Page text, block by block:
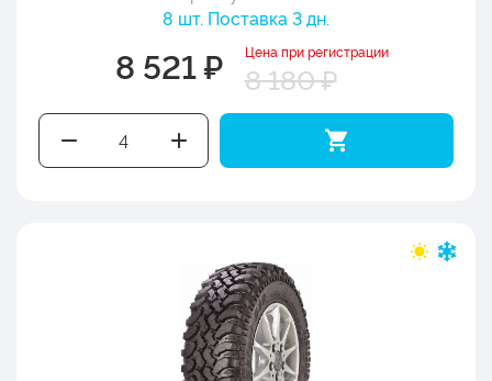
8 шт. Поставка 3 дн.
8 521 ₽ Цена при регистрации
8 180 ₽